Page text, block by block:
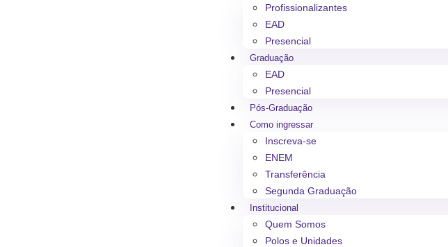
Profissionalizantes
EAD
Presencial
Graduação
EAD
Presencial
Pós-Graduação
Como ingressar
Inscreva-se
ENEM
Transferência
Segunda Graduação
Institucional
Quem Somos
Polos e Unidades